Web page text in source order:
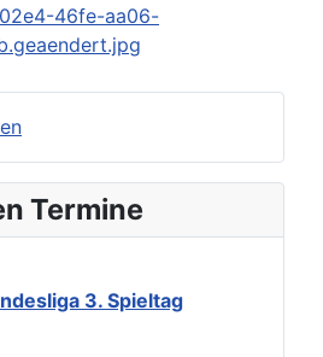
Termine
3. Spieltag